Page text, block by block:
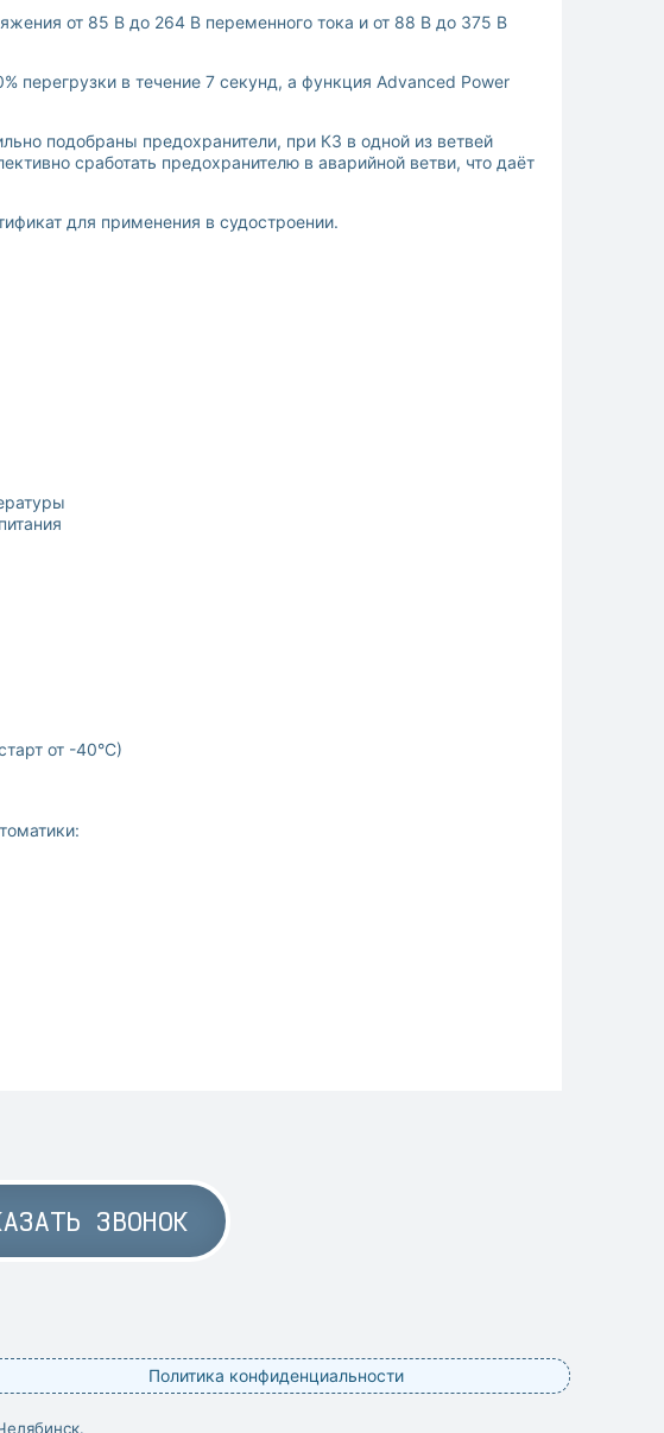
от 85 В до 264 В переменного тока и от 88 В до 375 В
перегрузки в течение 7 секунд, а функция Advanced Power
подобраны предохранители, при КЗ в одной из ветвей
сработать предохранителю в аварийной ветви, что даёт
для применения в судостроении.
от -40°С)
ЗВОНОК
Политика конфиденциальности